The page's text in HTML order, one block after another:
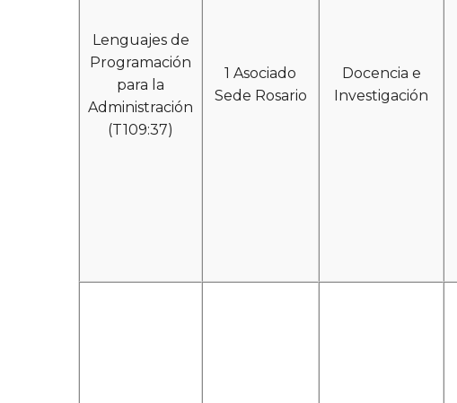
Lenguajes de
Programación
para la
Administración
(T109:37)
1 Asociado
Sede Rosario
Docencia e
Investigación